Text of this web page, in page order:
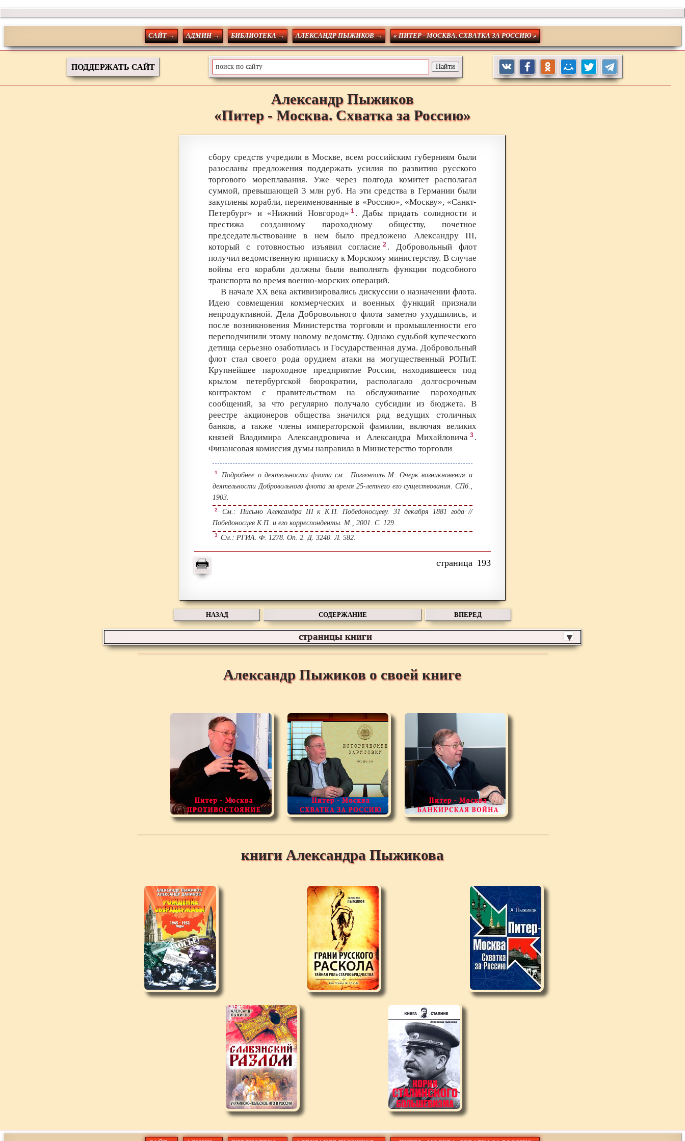
САЙТ → АДМИН → БИБЛИОТЕКА → АЛЕКСАНДР ПЫЖИКОВ → « ПИТЕР - МОСКВА. СХВАТКА ЗА РОССИЮ »
ПОДДЕРЖАТЬ САЙТ
Александр Пыжиков
«Питер - Москва. Схватка за Россию»
сбору средств учредили в Москве, всем российским губерниям были
разосланы предложения поддержать усилия по развитию русского
торгового мореплавания. Уже через полгода комитет располагал
суммой, превышающей 3 млн руб. На эти средства в Германии были
закуплены корабли, переименованные в «Россию», «Москву», «Санкт-
Петербург» и «Нижний Новгород» 1 . Дабы придать солидности и
престижа созданному пароходному обществу, почетное
председательствование в нем было предложено Александру III,
который с готовностью изъявил согласие 2 . Добровольный флот
получил ведомственную приписку к Морскому министерству. В случае
войны его корабли должны были выполнять функции подсобного
транспорта во время военно-морских операций.
В начале XX века активизировались дискуссии о назначении флота.
Идею совмещения коммерческих и военных функций признали
непродуктивной. Дела Добровольного флота заметно ухудшились, и
после возникновения Министерства торговли и промышленности его
переподчинили этому новому ведомству. Однако судьбой купеческого
детища серьезно озаботилась и Государственная дума. Добровольный
флот стал своего рода орудием атаки на могущественный РОПиТ.
Крупнейшее пароходное предприятие России, находившееся под
крылом петербургской бюрократии, располагало долгосрочным
контрактом с правительством на обслуживание пароходных
сообщений, за что регулярно получало субсидии из бюджета. В
реестре акционеров общества значился ряд ведущих столичных
банков, а также члены императорской фамилии, включая великих
князей Владимира Александровича и Александра Михайловича 3 .
Финансовая комиссия думы направила в Министерство торговли
1
Подробнее о деятельности флота см.: Поггенполъ М. Очерк возникновения и
деятельности Добровольного флота за время 25-летнего его существования. СПб.,
1903.
2
См.: Письмо Александра III к К.П. Победоносцеву. 31 декабря 1881 года //
Победоносцев К.П. и его корреспонденты. М., 2001. С. 129.
3 См.: РГИА. Ф. 1278. Оп. 2. Д. 3240. Л. 582.
193
НАЗАД СОДЕРЖАНИЕ ВПЕРЕД
страницы книги ▼
Александр Пыжиков о своей книге
книги Александра Пыжикова